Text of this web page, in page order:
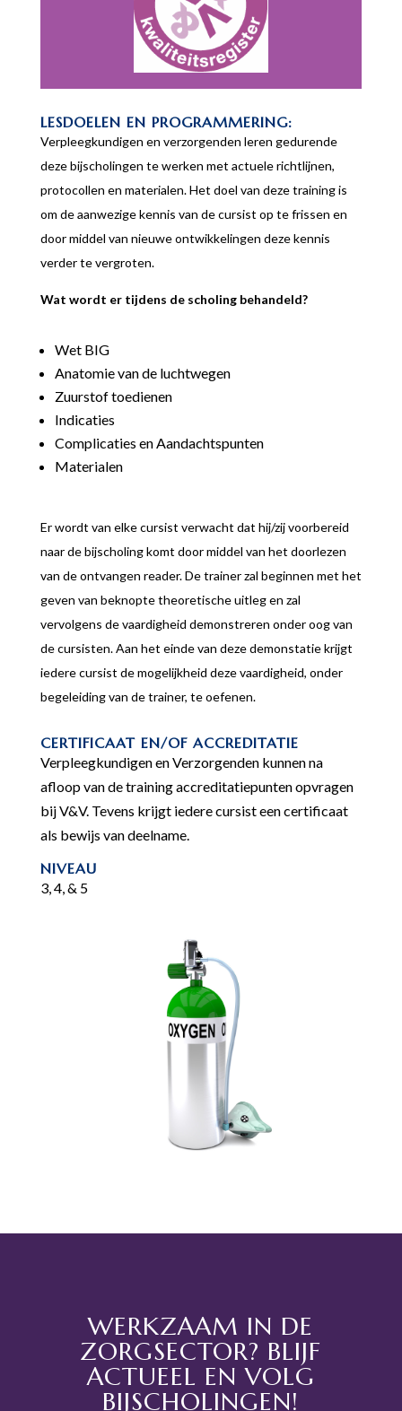
LESDOELEN EN PROGRAMMERING:
Verpleegkundigen en verzorgenden leren gedurende
deze bijscholingen te werken met actuele richtlijnen,
protocollen en materialen. Het doel van deze training is
om de aanwezige kennis van de cursist op te frissen en
door middel van nieuwe ontwikkelingen deze kennis
verder te vergroten.
Wat wordt er tijdens de scholing behandeld?
Wet BIG
Anatomie van de luchtwegen
Zuurstof toedienen
Indicaties
Complicaties en Aandachtspunten
Materialen
Er wordt van elke cursist verwacht dat hij/zij voorbereid
naar de bijscholing komt door middel van het doorlezen
van de ontvangen reader. De trainer zal beginnen met het
geven van beknopte theoretische uitleg en zal
vervolgens de vaardigheid demonstreren onder oog van
de cursisten. Aan het einde van deze demonstatie krijgt
iedere cursist de mogelijkheid deze vaardigheid, onder
begeleiding van de trainer, te oefenen.
CERTIFICAAT EN/OF ACCREDITATIE
Verpleegkundigen en Verzorgenden kunnen na
afloop van de training accreditatiepunten opvragen
bij V&V. Tevens krijgt iedere cursist een certificaat
als bewijs van deelname.
NIVEAU
3, 4, & 5
WERKZAAM IN DE
ZORGSECTOR? BLIJF
ACTUEEL EN VOLG
BIJSCHOLINGEN!